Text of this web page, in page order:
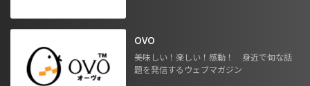
OVO
美味しい！楽しい！感動！ 身近で旬な話
題を発信するウェブマガジン